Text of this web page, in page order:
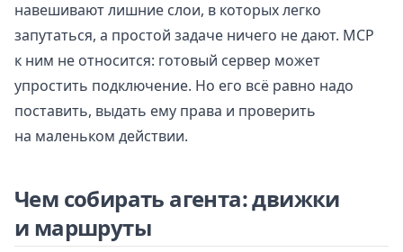
навешивают лишние слои, в которых легко
запутаться, а простой задаче ничего не дают. MCP
к ним не относится: готовый сервер может
упростить подключение. Но его всё равно надо
поставить, выдать ему права и проверить
на маленьком действии.
Чем собирать агента: движки
и маршруты